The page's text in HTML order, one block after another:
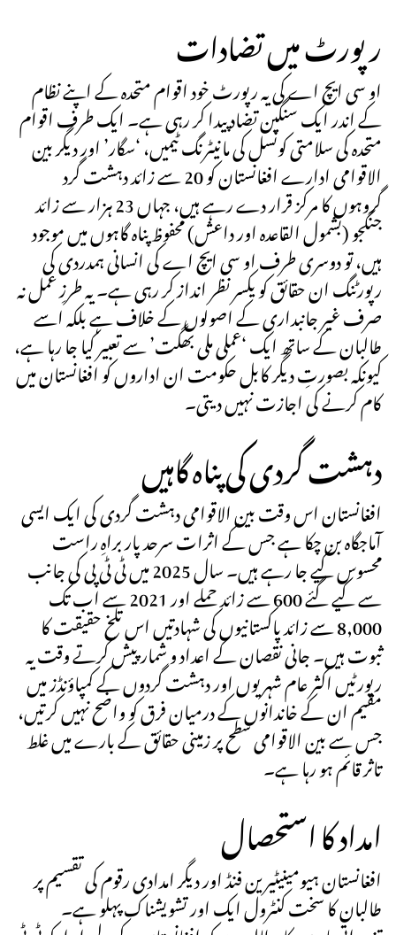
رپورٹ میں تضادات
او سی ایچ اے کی یہ رپورٹ خود اقوام متحدہ کے اپنے نظام
کے اندر ایک سنگین تضاد پیدا کر رہی ہے۔ ایک طرف اقوام
متحدہ کی سلامتی کونسل کی مانیٹرنگ ٹیمیں، ‘سگار’ اور دیگر بین
الاقوامی ادارے افغانستان کو 20 سے زائد دہشت گرد
گروہوں کا مرکز قرار دے رہے ہیں، جہاں 23 ہزار سے زائد
جنگجو (بشمول القاعدہ اور داعش) محفوظ پناہ گاہوں میں موجود
ہیں، تو دوسری طرف او سی ایچ اے کی انسانی ہمدردی کی
رپورٹنگ ان حقائق کو یکسر نظر انداز کر رہی ہے۔ یہ طرزِ عمل نہ
صرف غیر جانبداری کے اصولوں کے خلاف ہے بلکہ اسے
طالبان کے ساتھ ایک ‘عملی ملی بھگت’ سے تعبیر کیا جا رہا ہے،
کیونکہ بصورتِ دیگر کابل حکومت ان اداروں کو افغانستان میں
کام کرنے کی اجازت نہیں دیتی۔
دہشت گردی کی پناہ گاہیں
افغانستان اس وقت بین الاقوامی دہشت گردی کی ایک ایسی
آماجگاہ بن چکا ہے جس کے اثرات سرحد پار براہِ راست
محسوس کیے جا رہے ہیں۔ سال 2025 میں ٹی ٹی پی کی جانب
سے کیے گئے 600 سے زائد حملے اور 2021 سے اب تک
8,000 سے زائد پاکستانیوں کی شہادتیں اس تلخ حقیقت کا
ثبوت ہیں۔ جانی نقصان کے اعداد و شمار پیش کرتے وقت یہ
رپورٹیں اکثر عام شہریوں اور دہشت گردوں کے کمپاؤنڈز میں
مقیم ان کے خاندانوں کے درمیان فرق کو واضح نہیں کرتیں،
جس سے بین الاقوامی سطح پر زمینی حقائق کے بارے میں غلط
تاثر قائم ہو رہا ہے۔
امداد کا استحصال
افغانستان ہیومینیٹیرین فنڈ اور دیگر امدادی رقوم کی تقسیم پر
طالبان کا سخت کنٹرول ایک اور تشویشناک پہلو ہے۔